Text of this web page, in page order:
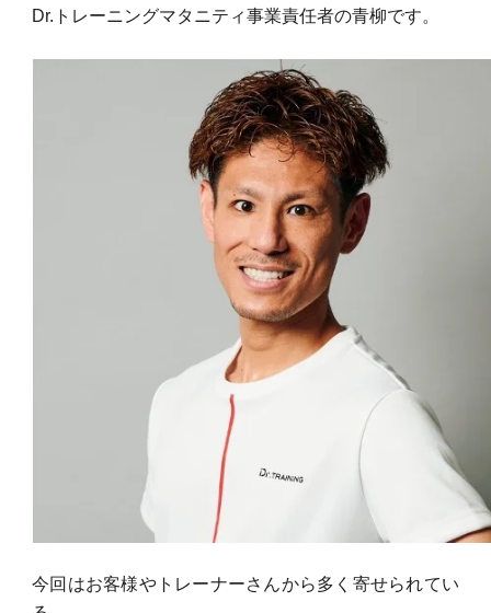
Dr.トレーニングマタニティ事業責任者の青柳です。
今回はお客様やトレーナーさんから多く寄せられてい